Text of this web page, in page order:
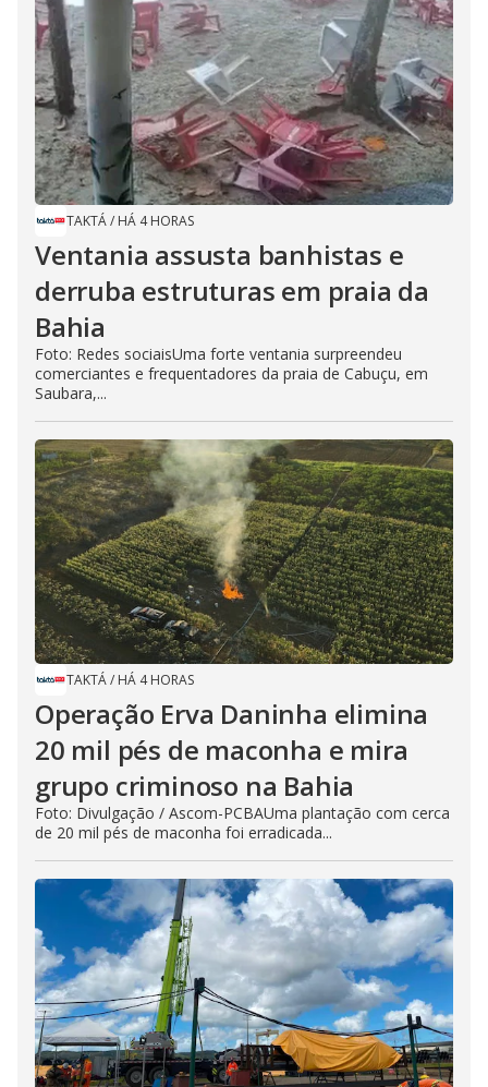
TAKTÁ/ HÁ 4 HORAS
Ventania assusta banhistas e
derruba estruturas em praia da
Bahia
Foto: Redes sociaisUma forte ventania surpreendeu
comerciantes e frequentadores da praia de Cabuçu, em
Saubara,...
TAKTÁ/ HÁ 4 HORAS
Operação Erva Daninha elimina
20 mil pés de maconha e mira
grupo criminoso na Bahia
Foto: Divulgação / Ascom-PCBAUma plantação com cerca
de 20 mil pés de maconha foi erradicada...